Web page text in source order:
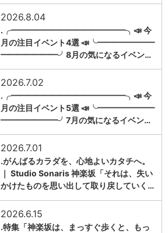
2026.8.04
.╭━━━━━━━━━━━━━━╮📣 今
月の注目イベント4選 📣╰━━━━━━━
━━━━━━━╯8月の気になるイベン…
2026.7.02
.╭━━━━━━━━━━━━━━╮📣 今
月の注目イベント5選 📣╰━━━━━━━
━━━━━━━╯7月の気になるイベン…
2026.7.01
.がんばるカラダを、心地よいカタチへ。
｜ Studio Sonaris 神楽坂「それは、失い
かけたものを思い出して取り戻していく…
2026.6.15
.特集「神楽坂は、まっすぐ歩くと、もっ